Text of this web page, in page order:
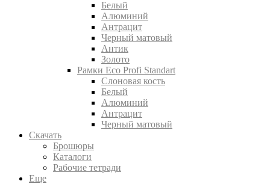
Белый
Алюминий
Антрацит
Черный матовый
Антик
Золото
Рамки Eco Profi Standart
Слоновая кость
Белый
Алюминий
Антрацит
Черный матовый
Скачать
Брошюры
Каталоги
Рабочие тетради
Еще